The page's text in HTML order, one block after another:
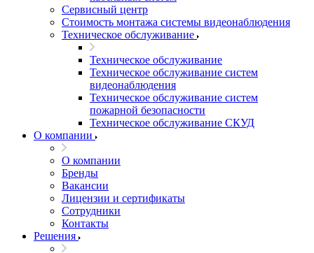
Сервисный центр
Стоимость монтажа системы видеонаблюдения
Техническое обслуживание
Техническое обслуживание
Техническое обслуживание систем
видеонаблюдения
Техническое обслуживание систем
пожарной безопасности
Техническое обслуживание СКУД
О компании
О компании
Бренды
Вакансии
Лицензии и сертификаты
Сотрудники
Контакты
Решения